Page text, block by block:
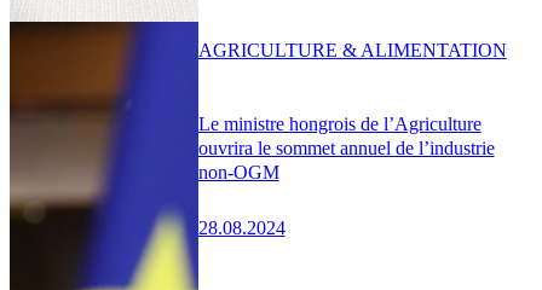
Le ministre hongrois de l’Agriculture
ouvrira le sommet annuel de l’industrie
non-OGM
28.08.2024
AGRICULTURE & ALIMENTATION